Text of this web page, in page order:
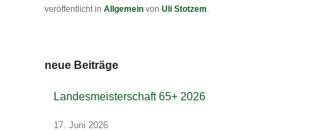
veröffentlicht in Allgemein von Uli Stotzem
neue Beiträge
Landesmeisterschaft 65+ 2026
17. Juni 2026